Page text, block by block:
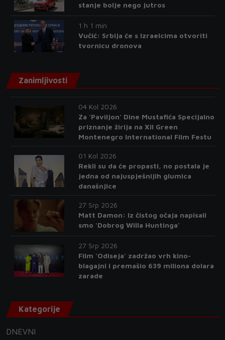
stanje bolje nego jutros
1 h 1 min
Vučić: Srbija će s Izraelcima otvoriti
tvornicu dronova
Zanimljivosti
04 Kol 2026
Za 'Paviljon' Dine Mustafića Specijalno
priznanje žirija na XII Green
Montenegro International Film Festu
01 Kol 2026
Rekli su da će propasti, no postala je
jedna od najuspješnijih glumica
današnjice
27 Srp 2026
Matt Damon: Iz čistog očaja napisali
smo 'Dobrog Willa Huntinga'
27 Srp 2026
Film 'Odiseja' zadržao vrh kino-
blagajni i premašio 639 miliona dolara
zarade
Kategorije
DNEVNI